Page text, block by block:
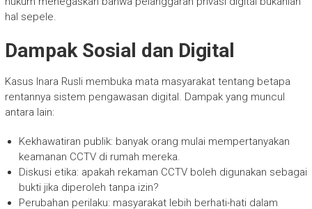
hal sepele.
Dampak Sosial dan Digital
Kasus Inara Rusli membuka mata masyarakat tentang betapa
rentannya sistem pengawasan digital. Dampak yang muncul
antara lain:
Kekhawatiran publik: banyak orang mulai mempertanyakan
keamanan CCTV di rumah mereka.
Diskusi etika: apakah rekaman CCTV boleh digunakan sebagai
bukti jika diperoleh tanpa izin?
Perubahan perilaku: masyarakat lebih berhati-hati dalam